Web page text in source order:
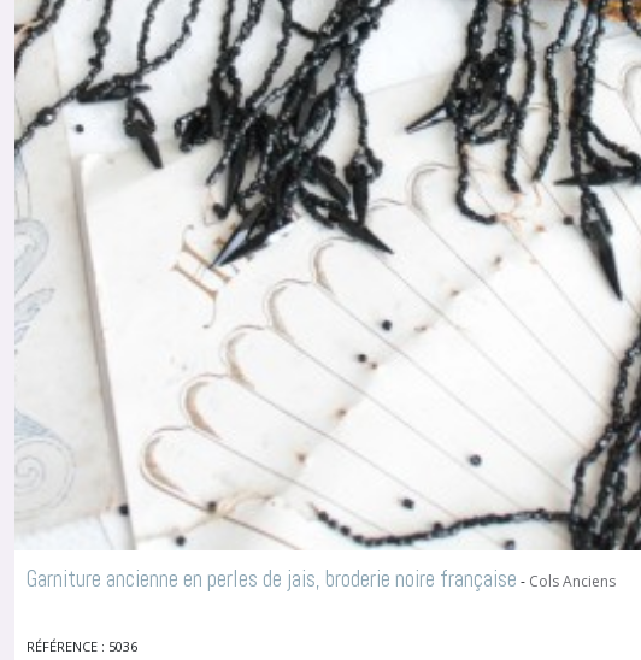
Garniture ancienne en perles de jais, broderie noire française - Cols Anciens
RÉFÉRENCE : 5036